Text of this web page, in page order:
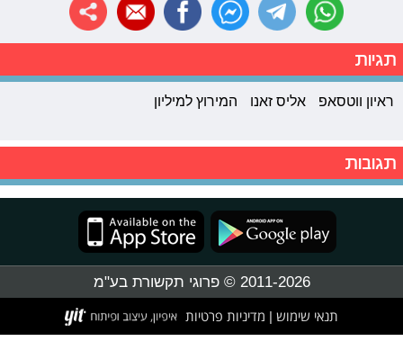
תגיות
ראיון ווטסאפ אליס זאנו המירוץ למיליון
תגובות
2011-2026 © פרוגי תקשורת בע"מ
תנאי שימוש מדיניות פרטיות